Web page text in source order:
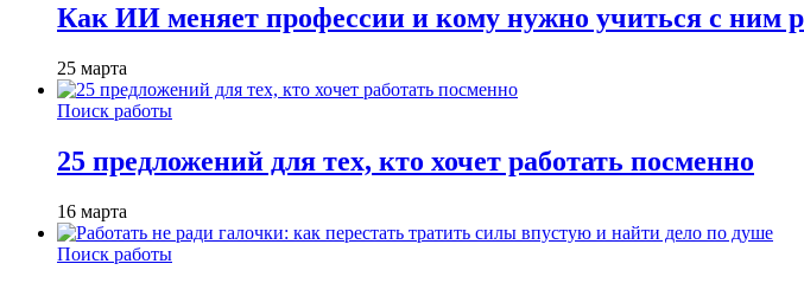
Как ИИ меняет профессии и кому нужно учиться с ним
25 марта
Поиск работы
25 предложений для тех, кто хочет работать посменно
16 марта
Поиск работы